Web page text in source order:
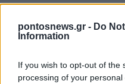
pontosnews.gr - Do
Information
If you wish to opt-out of the
processing of your